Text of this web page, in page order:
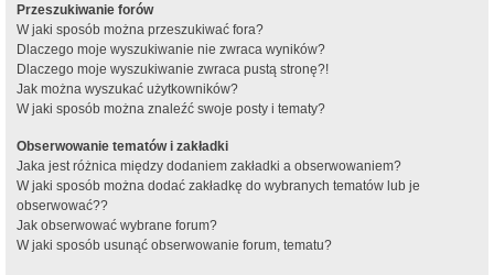
Przeszukiwanie forów
W jaki sposób można przeszukiwać fora?
Dlaczego moje wyszukiwanie nie zwraca wyników?
Dlaczego moje wyszukiwanie zwraca pustą stronę?!
Jak można wyszukać użytkowników?
W jaki sposób można znaleźć swoje posty i tematy?
Obserwowanie tematów i zakładki
Jaka jest różnica między dodaniem zakładki a obserwowaniem?
W jaki sposób można dodać zakładkę do wybranych tematów lub je
obserwować??
Jak obserwować wybrane forum?
W jaki sposób usunąć obserwowanie forum, tematu?